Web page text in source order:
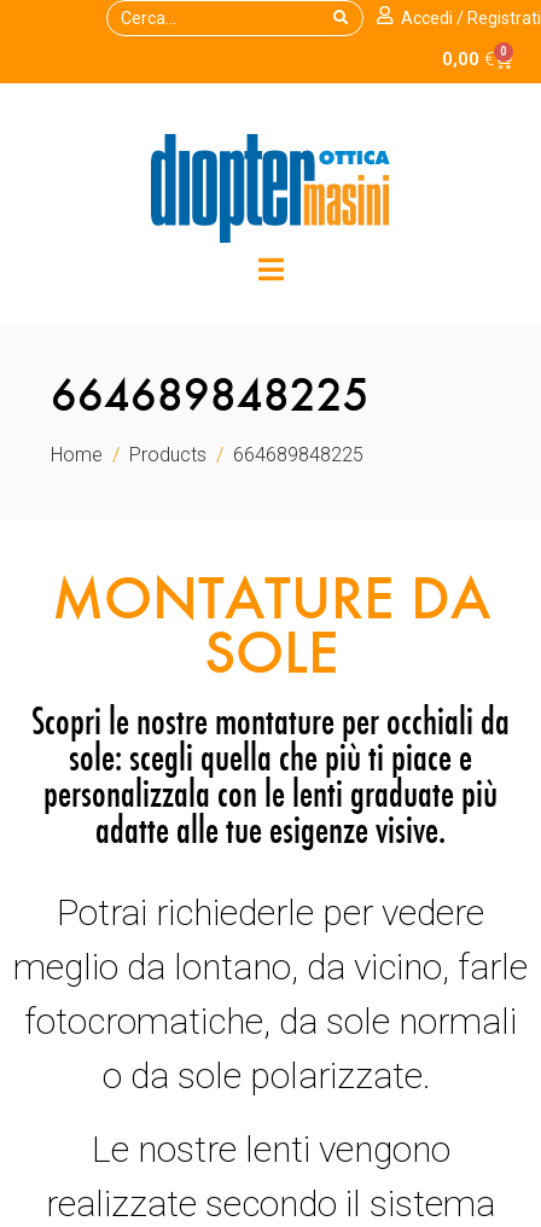
Accedi / Registrati
0,00 € 0
664689848225
Home Products 664689848225
MONTATURE DA
SOLE
Scopri le nostre montature per occhiali da
sole: scegli quella che più ti piace e
personalizzala con le lenti graduate più
adatte alle tue esigenze visive.
Potrai richiederle per vedere
meglio da lontano, da vicino, farle
fotocromatiche, da sole normali
o da sole polarizzate.
Le nostre lenti vengono
realizzate secondo il sistema